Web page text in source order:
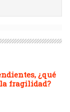
¿qué
fragilidad?